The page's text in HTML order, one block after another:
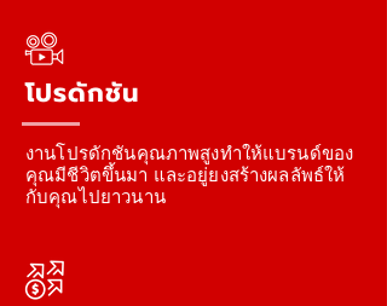
โปรดักชัน
งานโปรดักชันคุณภาพสูงทำให้แบรนด์ของ
คุณมีชีวิตขึ้นมา และอยู่ยงสร้างผลลัพธ์ให้
กับคุณไปยาวนาน